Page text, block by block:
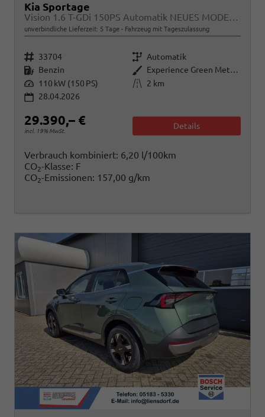
Kia Sportage
Vision 1.6 T-GDi 150PS Automatik NEUES MODELL MY26 FACELIFT Sitzheizung Lenkradheizung Klimaautomatik Navi Bluetooth Touchscreen Apple CarPlay Android Auto PDC v+h 17"LM Rückf.Kamera ACC 2x Keyless
unverbindliche Lieferzeit: 5 Tage Fahrzeug mit Tageszulassung
Fahrzeugnr. 33704 Getriebe Automatik
Kraftstoff Benzin Außenfarbe
Experience Green Metallic
Leistung 110 kW (150 PS) Kilometerstand
2 km
28.04.2026
29.390,– €
incl. 19% MwSt.
Details
Verbrauch kombiniert: 6,20 l/100km
CO2-Klasse: F
CO2-Emissionen: 157,00 g/km